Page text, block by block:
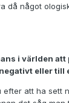
då något
i världen
eller till
efter att ha sett